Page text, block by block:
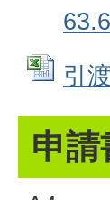
引
申